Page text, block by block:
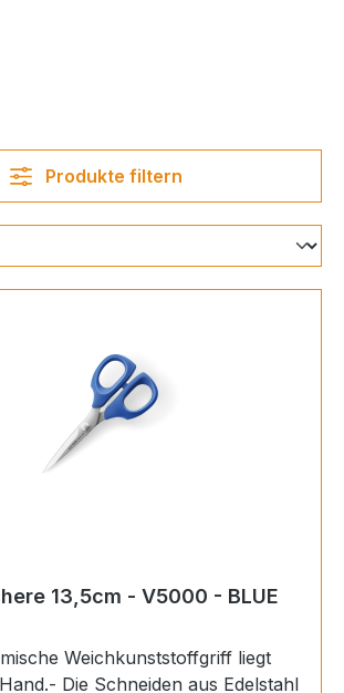
Produkte filtern
13,5cm - V5000 - BLUE
Weichkunststoffgriff liegt
Die Schneiden aus Edelstahl